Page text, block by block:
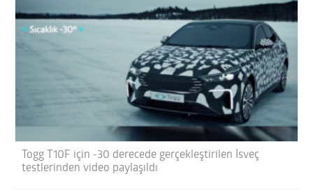
Togg T10F için -30 derecede gerçekleştirilen İsveç
testlerinden video paylaşıldı